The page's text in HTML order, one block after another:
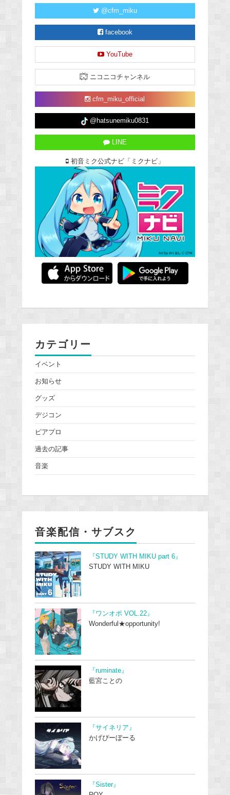
@cfm_miku
facebook
YouTube
ニコニコチャンネル
cfm_miku_official
@hatsunemiku0831
LINE
初音ミク公式ナビ「ミクナビ」
カテゴリー
イベント
お知らせ
グッズ
デジコン
ピアプロ
過去の記事
音楽
音楽配信・サブスク
『STUDY WITH MIKU part 6』
STUDY WITH MIKU
『ワンオポ VOL.22』
Wonderful★opportunity!
『ruminate』
藍宮ことの
『サイネリア』
かげぴーぼーる
『Sister』